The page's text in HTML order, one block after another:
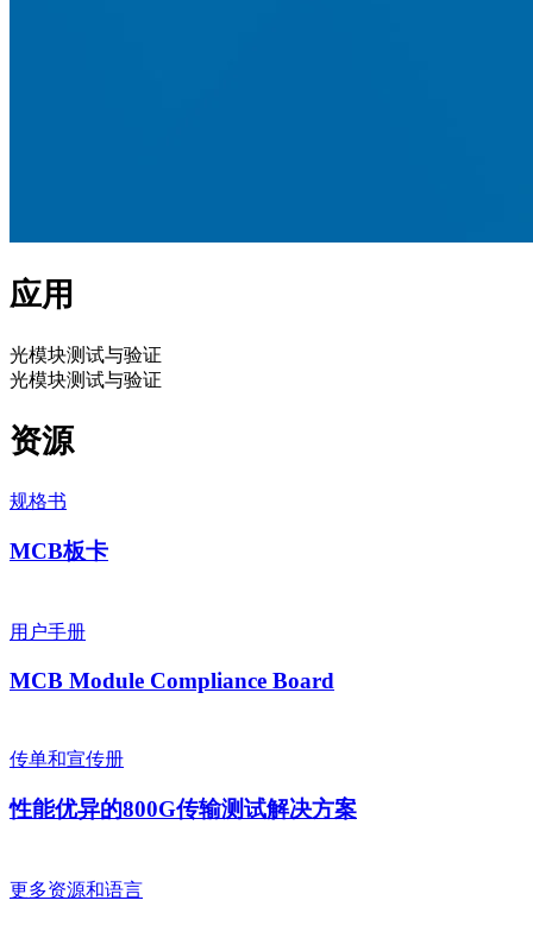
应用
光模块测试与验证
光模块测试与验证
资源
规格书
MCB板卡
用户手册
MCB Module Compliance Board
传单和宣传册
性能优异的800G传输测试解决方案
更多资源和语言